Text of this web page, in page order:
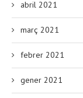
abril 2021
març 2021
febrer 2021
gener 2021